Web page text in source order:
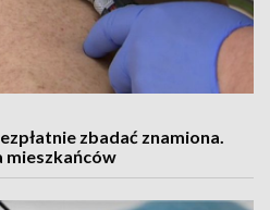
zbadać znamiona.
mieszkańców